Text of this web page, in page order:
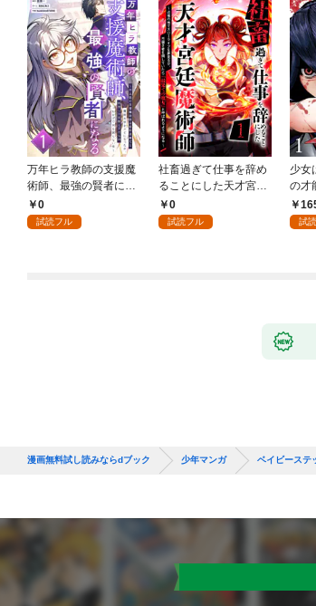
万年ヒラ教師の支援魔
術師、最強の賢者にな
る～不人気の支援魔術
師は給料泥棒だと魔術
0
試読フル
社畜過ぎて仕事を辞め
ることにした天才宮廷
魔術師～辺境の地でス
ローライフを夢見る
0
試読フル
少女
の才
売り
試
漫画無料試し読みならdブック 少年マンガ ベイビーステ